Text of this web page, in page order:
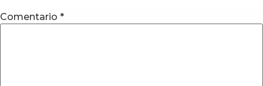
Comentario *